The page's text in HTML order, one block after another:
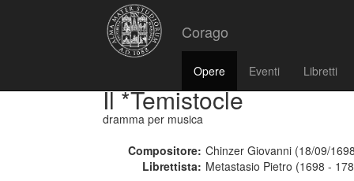
Corago
Opere Eventi Libretti
Il *Temistocle
dramma per musica
Compositore: Chinzer Giovanni (18/09/
Librettista: Metastasio Pietro (1698 -